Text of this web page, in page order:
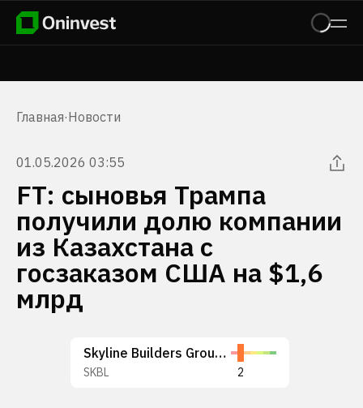
Главная·Новости
01.05.2026 03:55
FT: сыновья Трампа
получили долю компании
из Казахстана с
госзаказом США на $1,6
млрд
Skyline Builders Group Holding Limited
SKBL 2